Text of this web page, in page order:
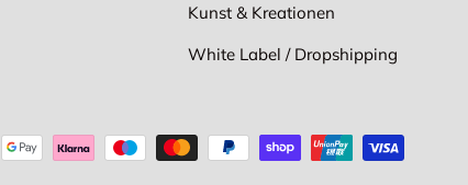
Kunst & Kreationen
White Label / Dropshipping